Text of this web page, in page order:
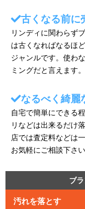
古くなる前に
リンディに関わらず
は古くなればなるほ
ジャンルです。使わ
ミングだと言えます。
なるべく綺麗
自宅で簡単にできる
リなどは出来るだけ
店では査定料などは
お気軽にご相談下さい
ブ
汚れを落とす